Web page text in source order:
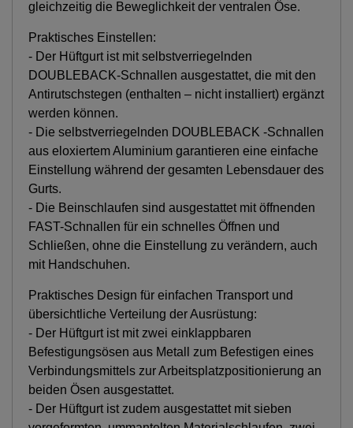
gleichzeitig die Beweglichkeit der ventralen Öse.
Praktisches Einstellen:
- Der Hüftgurt ist mit selbstverriegelnden
DOUBLEBACK-Schnallen ausgestattet, die mit den
Antirutschstegen (enthalten – nicht installiert) ergänzt
werden können.
- Die selbstverriegelnden DOUBLEBACK -Schnallen
aus eloxiertem Aluminium garantieren eine einfache
Einstellung während der gesamten Lebensdauer des
Gurts.
- Die Beinschlaufen sind ausgestattet mit öffnenden
FAST-Schnallen für ein schnelles Öffnen und
Schließen, ohne die Einstellung zu verändern, auch
mit Handschuhen.
Praktisches Design für einfachen Transport und
übersichtliche Verteilung der Ausrüstung:
- Der Hüftgurt ist mit zwei einklappbaren
Befestigungsösen aus Metall zum Befestigen eines
Verbindungsmittels zur Arbeitsplatzpositionierung an
beiden Ösen ausgestattet.
- Der Hüftgurt ist zudem ausgestattet mit sieben